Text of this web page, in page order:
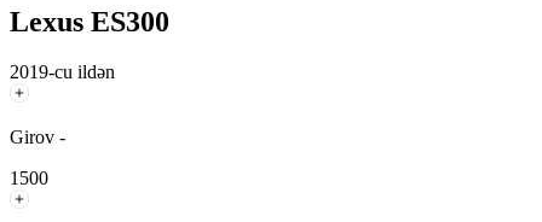
Lexus ES300
2019-cu ildən
Girov -
1500